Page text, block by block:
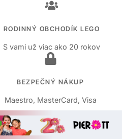
RODINNÝ OBCHODÍK LEGO
S vami už viac ako 20 rokov
BEZPEČNÝ NÁKUP
Maestro, MasterCard, Visa